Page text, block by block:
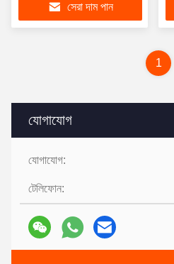
যোগাযোগ
যোগাযোগ:
টেলিফোন:
সেরা দাম পান
1